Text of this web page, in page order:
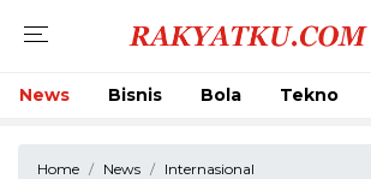
News Bisnis Bola Tekno
Home News Internasional